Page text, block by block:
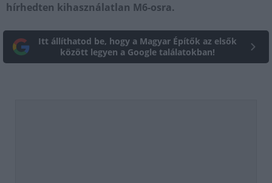
hírhedten kihasználatlan M6-osra.
Itt állíthatod be, hogy a Magyar Építők az elsők
között legyen a Google találatokban!